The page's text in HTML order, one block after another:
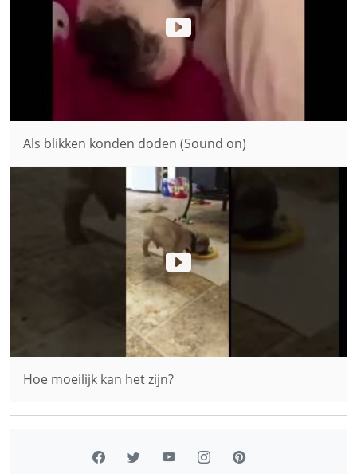
Als blikken konden doden (Sound on)
Hoe moeilijk kan het zijn?